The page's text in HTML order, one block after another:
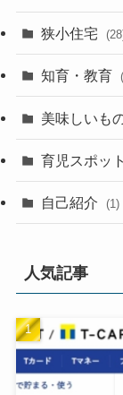
狭小住宅
知育・教育
美味しいも
育児スポット
自己紹介 (1)
人気記事